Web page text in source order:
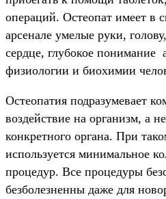
операций. Остеопат имеет в
арсенале умелые руки,
сердце, глубокое понимание
физиологии и биохимии
Остеопатия подразумевает
воздействие на организм, а
конкретного органа. При
используется минимальное
процедур. Все процедуры
безболезненны даже для